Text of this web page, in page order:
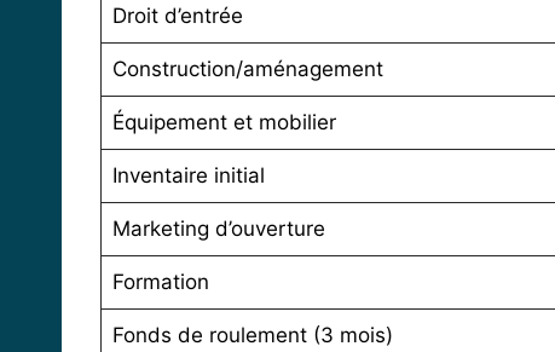
Droit d’entrée
Construction/aménagement
Équipement et mobilier
Inventaire initial
Marketing d’ouverture
Formation
Fonds de roulement (3 mois)